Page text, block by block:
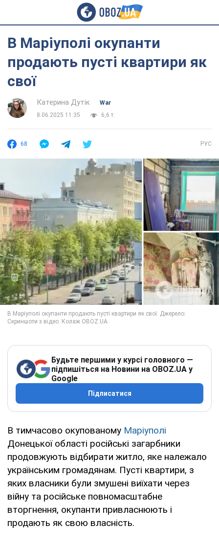
В Маріуполі окупанти
продають пусті квартири як
свої
Катерина Дутік
War
8.06.2025 11:35
6,6 т.
68 РУС
Будьте першими у курсі головного —
підпишіться на Новини на OBOZ.UA у
Google
Підписатися
В тимчасово окупованому Маріуполі
Донецької області російські загарбники
продовжують відбирати житло, яке належало
українським громадянам. Пусті квартири, з
яких власники були змушені виїхати через
війну та російське повномасштабне
вторгнення, окупанти привласнюють і
продають як свою власність.